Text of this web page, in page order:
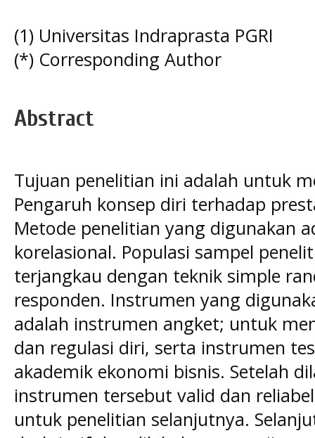
(1) Universitas Indraprasta PGRI
(*) Corresponding Author
Abstract
Tujuan penelitian ini adalah untuk
Pengaruh konsep diri terhadap
Metode penelitian yang digunakan
korelasional. Populasi sampel
terjangkau dengan teknik simple
responden. Instrumen yang
adalah instrumen angket; untuk
dan regulasi diri, serta instrumen
akademik ekonomi bisnis. Setelah
instrumen tersebut valid dan
untuk penelitian selanjutnya.